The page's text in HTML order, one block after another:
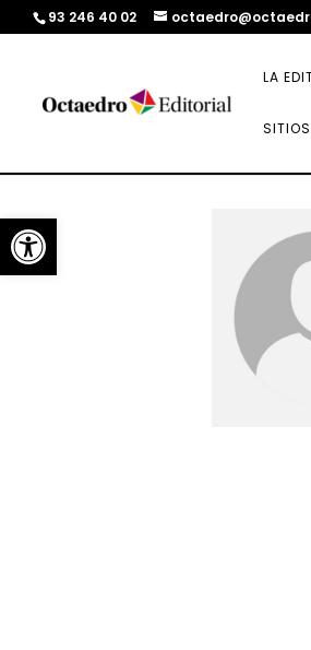
Abrir barra de herramientas
93 246 40 02
LA